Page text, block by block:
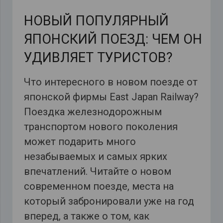
НОВЫЙ ПОПУЛЯРНЫЙ
ЯПОНСКИЙ ПОЕЗД: ЧЕМ ОН
УДИВЛЯЕТ ТУРИСТОВ?
Что интересного в новом поезде от
японской фирмы East Japan Railway?
Поездка железнодорожным
транспортом нового поколения
может подарить много
незабываемых и самых ярких
впечатлений. Читайте о новом
современном поезде, места на
который забронировали уже на год
вперед, а также о том, как